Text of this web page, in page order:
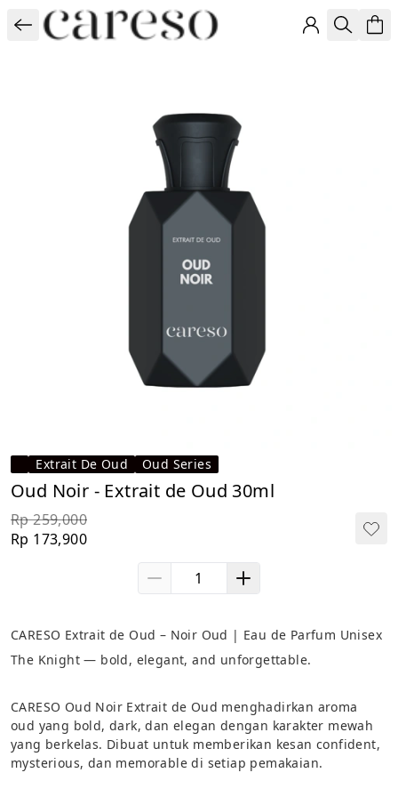
Extrait De Oud Oud Series
Oud Noir - Extrait de Oud 30ml
Rp 259,000
Rp 173,900
CARESO Extrait de Oud – Noir Oud | Eau de Parfum Unisex
The Knight — bold, elegant, and unforgettable.
CARESO Oud Noir Extrait de Oud menghadirkan aroma
oud yang bold, dark, dan elegan dengan karakter mewah
yang berkelas. Dibuat untuk memberikan kesan confident,
mysterious, dan memorable di setiap pemakaian.